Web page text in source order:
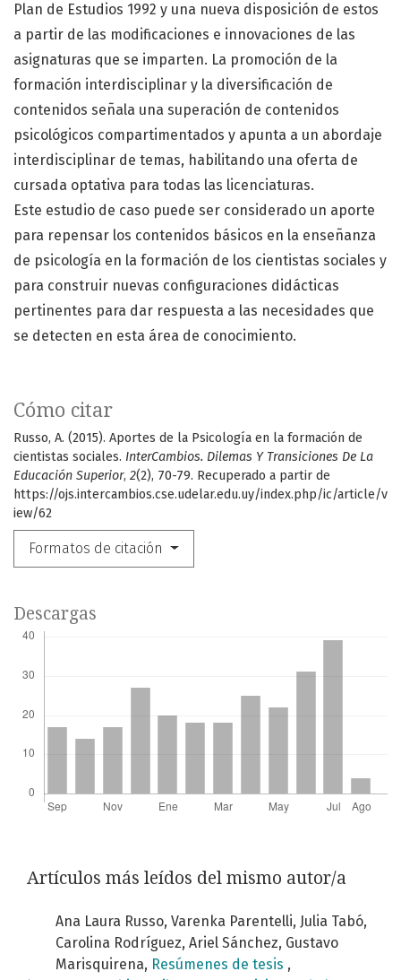
Cómo citar
Russo, A. (2015). Aportes de la Psicología en la formación de
cientistas sociales. InterCambios. Dilemas Y Transiciones De La
Educación Superior, 2(2), 70-79. Recuperado a partir de
https://ojs.intercambios.cse.udelar.edu.uy/index.php/ic/article/v
iew/62
Formatos de citación
Plan de Estudios 1992 y una nueva disposición de estos
a partir de las modificaciones e innovaciones de las
asignaturas que se imparten. La promoción de la
formación interdisciplinar y la diversificación de
contenidos señala una superación de contenidos
psicológicos compartimentados y apunta a un abordaje
interdisciplinar de temas, habilitando una oferta de
cursada optativa para todas las licenciaturas.
Este estudio de caso puede ser considerado un aporte
para repensar los contenidos básicos en la enseñanza
de psicología en la formación de los cientistas sociales y
para construir nuevas configuraciones didácticas
pertinentes para dar respuesta a las necesidades que
se detecten en esta área de conocimiento.
Descargas
Artículos más leídos del mismo autor/a
Ana Laura Russo, Varenka Parentelli, Julia Tabó,
Carolina Rodríguez, Ariel Sánchez, Gustavo
Marisquirena, Resúmenes de tesis ,